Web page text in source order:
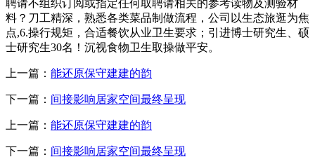
聘请不组织订阅或指定任何取聘请相关的参考读物及测验材
料？刀工精深，熟悉各类菜品制做流程，公司以生态旅逛为焦
点,6.操行规矩，合适餐饮从业卫生要求；引进博士研究生、硕
士研究生30名！沉视食物卫生取操做平安。
上一篇： 能还原保守建建的韵
下一篇： 间接影响居家空间最终呈现
上一篇： 能还原保守建建的韵
下一篇： 间接影响居家空间最终呈现